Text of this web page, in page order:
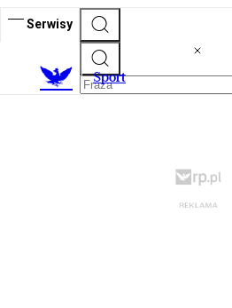
Serwisy
Sport